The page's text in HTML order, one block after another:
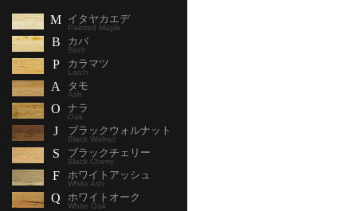
M イタヤカエデ
Painted Maple
B カバ
Birch
P カラマツ
Larch
A タモ
Ash
O ナラ
Oak
J ブラックウォルナット
Black Walnut
S ブラックチェリー
Black Cherry
F ホワイトアッシュ
White Ash
Q ホワイトオーク
White Oak